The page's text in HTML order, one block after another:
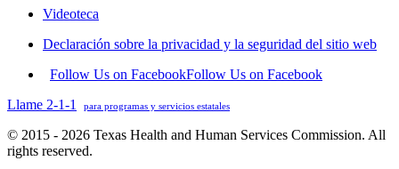
Videoteca
Declaración sobre la privacidad y la seguridad del sitio web
Follow Us on FacebookFollow Us on Facebook
Llame 2-1-1
para programas y servicios estatales
© 2015 - 2026 Texas Health and Human Services Commission. All
rights reserved.